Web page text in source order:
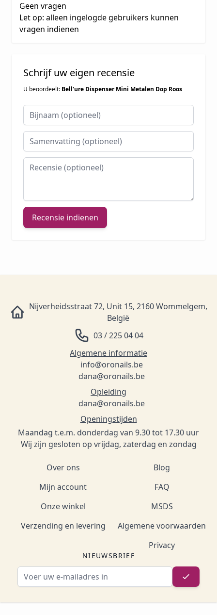
Geen vragen
Let op: alleen ingelogde gebruikers kunnen
vragen indienen
Schrijf uw eigen recensie
U beoordeelt: Bell'ure Dispenser Mini Metalen Dop Roos
Bijnaam
Samenvatting
Recensie
Recensie indienen
Nijverheidsstraat 72, Unit 15, 2160 Wommelgem,
België
03 / 225 04 04
Algemene informatie
info@oronails.be
dana@oronails.be
Opleiding
dana@oronails.be
Openingstijden
Maandag t.e.m. donderdag van 9.30 tot 17.30 uur
Wij zijn gesloten op vrijdag, zaterdag en zondag
Over ons
Mijn account
Onze winkel
Verzending en levering
Blog
FAQ
MSDS
Algemene voorwaarden
Privacy
NIEUWSBRIEF